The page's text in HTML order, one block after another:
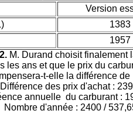
Version
1383
1957
2. M. Durand choisit finalement
les ans et que le prix du
t-elle la différence
Différence des prix d'achat :
annuelle du carburant :
Nombre d'année : 2400 /